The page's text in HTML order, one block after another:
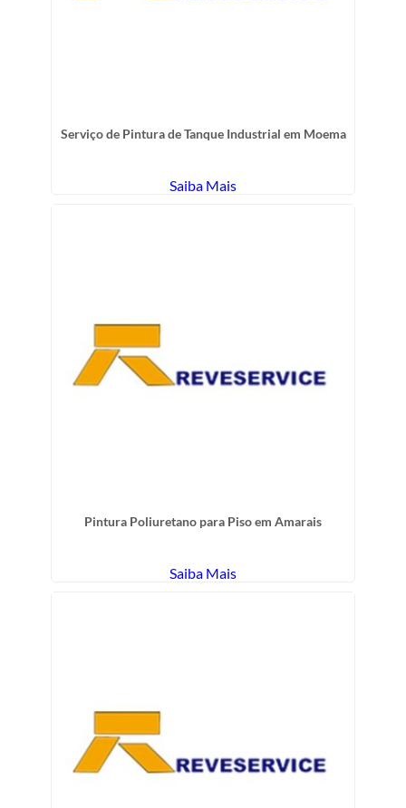
Serviço de Pintura de Tanque Industrial em Moema
Saiba Mais
Pintura Poliuretano para Piso em Amarais
Saiba Mais